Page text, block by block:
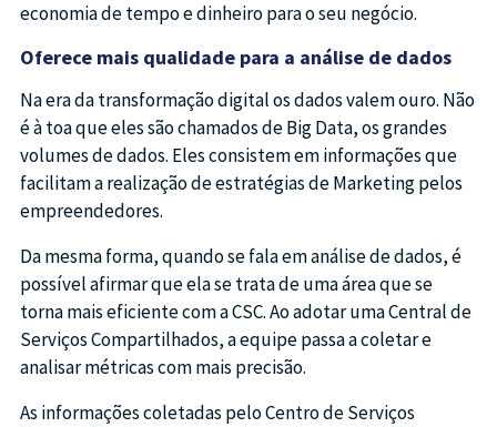
economia de tempo e dinheiro para o seu negócio.
Oferece mais qualidade para a análise de dados
Na era da transformação digital os dados valem ouro. Não
é à toa que eles são chamados de Big Data, os grandes
volumes de dados. Eles consistem em informações que
facilitam a realização de estratégias de Marketing pelos
empreendedores.
Da mesma forma, quando se fala em análise de dados, é
possível afirmar que ela se trata de uma área que se
torna mais eficiente com a CSC. Ao adotar uma Central de
Serviços Compartilhados, a equipe passa a coletar e
analisar métricas com mais precisão.
As informações coletadas pelo Centro de Serviços